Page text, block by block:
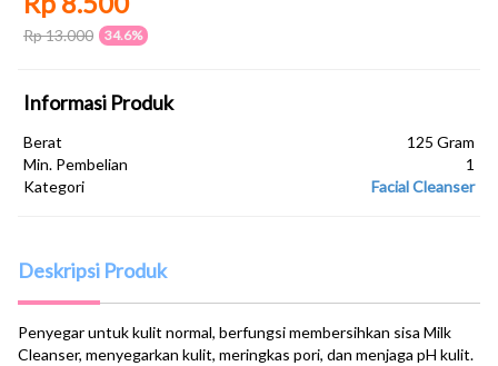
Rp 13.000 34.6%
Informasi Produk
Berat
125 Gram
Min. Pembelian
1
Kategori
Facial Cleanser
Deskripsi Produk
Penyegar untuk kulit normal, berfungsi membersihkan sisa Milk
Cleanser, menyegarkan kulit, meringkas pori, dan menjaga pH kulit.